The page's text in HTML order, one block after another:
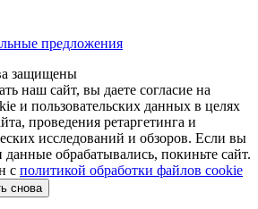
предложения
защищены
наш сайт, вы даете согласие на
и пользовательских данных в целях
проведения ретаргетинга и
исследований и обзоров. Если вы
обрабатывались, покиньте сайт.
с политикой обработки файлов cookie
снова